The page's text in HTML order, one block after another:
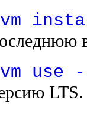
use
LTS.